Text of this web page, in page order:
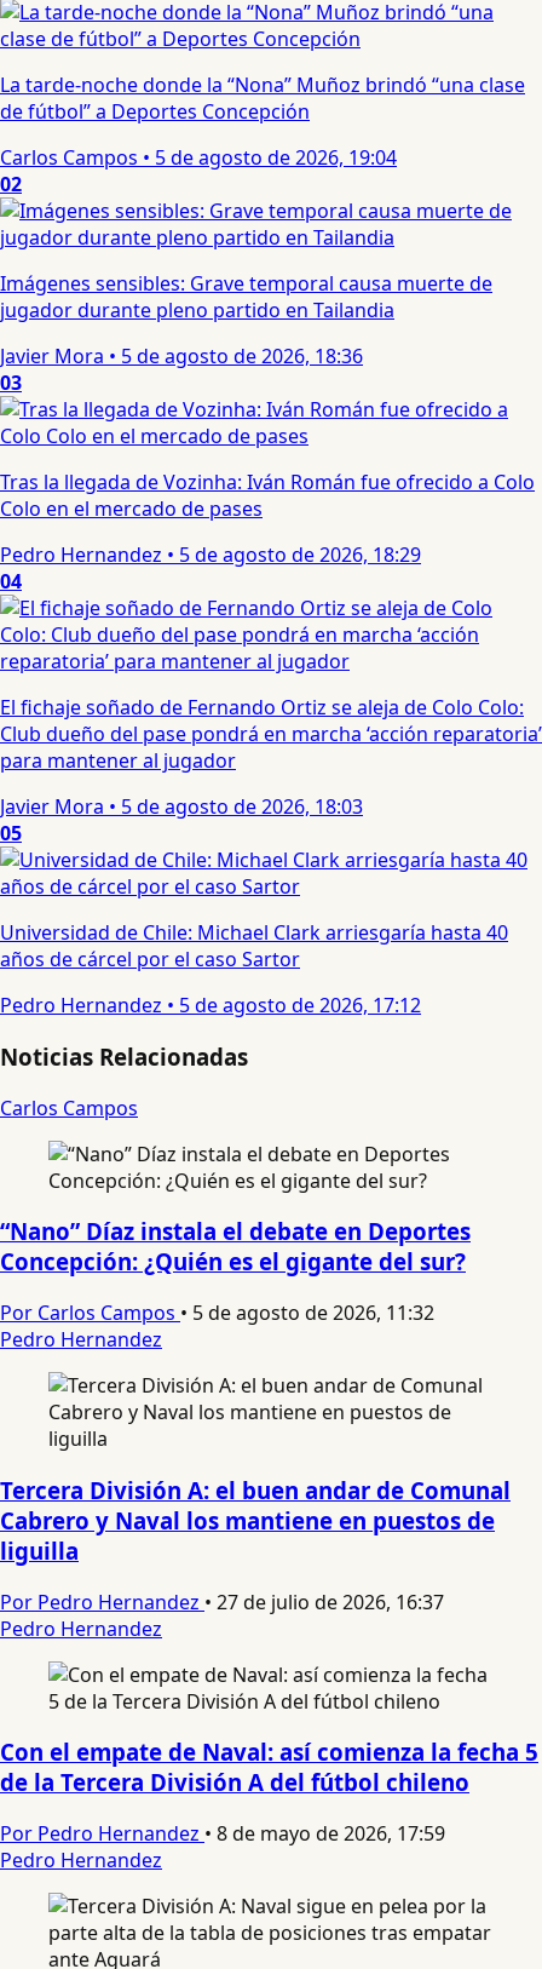
La tarde-noche donde la “Nona” Muñoz brindó “una clase
de fútbol” a Deportes Concepción
Carlos Campos • 5 de agosto de 2026, 19:04
02
Imágenes sensibles: Grave temporal causa muerte de
jugador durante pleno partido en Tailandia
Javier Mora • 5 de agosto de 2026, 18:36
03
Tras la llegada de Vozinha: Iván Román fue ofrecido a Colo
Colo en el mercado de pases
Pedro Hernandez • 5 de agosto de 2026, 18:29
04
El fichaje soñado de Fernando Ortiz se aleja de Colo Colo:
Club dueño del pase pondrá en marcha ‘acción reparatoria’
para mantener al jugador
Javier Mora • 5 de agosto de 2026, 18:03
05
Universidad de Chile: Michael Clark arriesgaría hasta 40
años de cárcel por el caso Sartor
Pedro Hernandez • 5 de agosto de 2026, 17:12
Noticias Relacionadas
Carlos Campos
“Nano” Díaz instala el debate en Deportes
Concepción: ¿Quién es el gigante del sur?
Por Carlos Campos • 5 de agosto de 2026, 11:32
Pedro Hernandez
Tercera División A: el buen andar de Comunal
Cabrero y Naval los mantiene en puestos de
liguilla
Por Pedro Hernandez • 27 de julio de 2026, 16:37
Pedro Hernandez
Con el empate de Naval: así comienza la fecha 5
de la Tercera División A del fútbol chileno
Por Pedro Hernandez • 8 de mayo de 2026, 17:59
Pedro Hernandez